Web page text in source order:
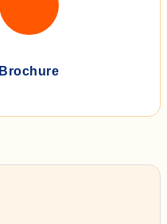
Brochure